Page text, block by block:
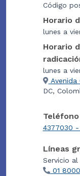
Código
Horario
lunes a
Horario
lunes a
Avenida
DC,
4377030 -
Líneas
Servicio
01 8000